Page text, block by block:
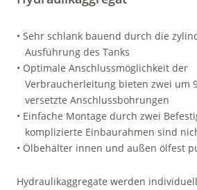
• Sehr schlank bauend durch die
Ausführung des Tanks
• Optimale Anschlussmöglichkeit der
Verbraucherleitung bieten zwei um
versetzte Anschlussbohrungen
• Einfache Montage durch zwei
komplizierte Einbaurahmen sind
• Ölbehälter innen und außen ölfest
Hydraulikaggregate werden